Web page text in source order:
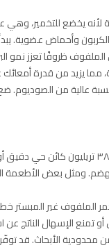
لأنه يخضع للتخمير،
وأحماض عضوية.
ظروفًا تعزز نمو
مما يزيد من قدرة
من الصوديوم. ضع
ومثل بعض الأطعمة
الملفوف غير المبستر
تمنع الإسهال الناتج عن
محدودية الأبحاث. قد